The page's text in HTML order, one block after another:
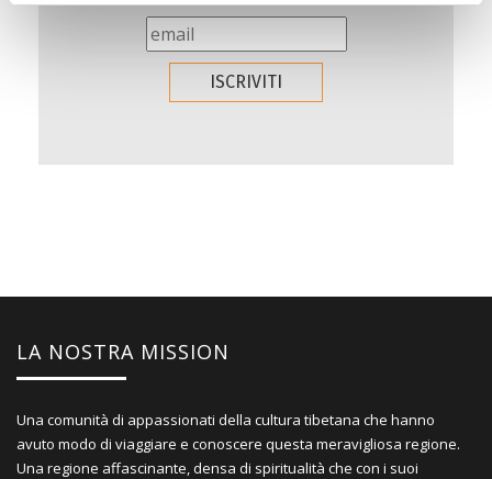
LA NOSTRA MISSION
Una comunità di appassionati della cultura tibetana che hanno
avuto modo di viaggiare e conoscere questa meravigliosa regione.
Una regione affascinante, densa di spiritualità che con i suoi